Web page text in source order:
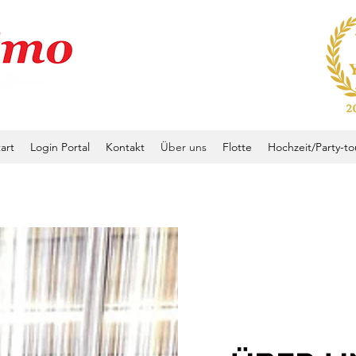
Login Portal Kontakt Über uns Flotte Hochzeit/Party-